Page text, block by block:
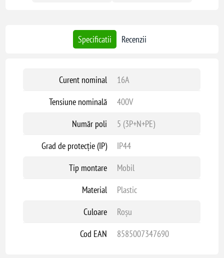
Specificatii Recenzii
Curent nominal
16A
Tensiune nominală
400V
Număr poli
5 (3P+N+PE)
Grad de protecție (IP)
IP44
Tip montare
Mobil
Material
Plastic
Culoare
Roșu
Cod EAN
8585007347690